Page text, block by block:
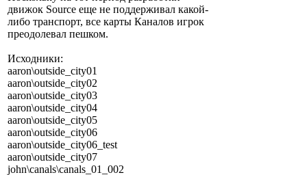
движок Source еще не поддерживал какой-
либо транспорт, все карты Каналов игрок
преодолевал пешком.
Исходники:
aaron\outside_city01
aaron\outside_city02
aaron\outside_city03
aaron\outside_city04
aaron\outside_city05
aaron\outside_city06
aaron\outside_city06_test
aaron\outside_city07
john\canals\canals_01_002